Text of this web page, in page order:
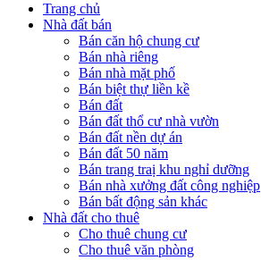
Trang chủ
Nhà đất bán
Bán căn hộ chung cư
Bán nhà riêng
Bán nhà mặt phố
Bán biệt thự liền kề
Bán đất
Bán đất thổ cư nhà vườn
Bán đất nền dự án
Bán đất 50 năm
Bán trang traị khu nghỉ dưỡng
Bán nhà xưởng đất công nghiệp
Bán bất động sản khác
Nhà đất cho thuê
Cho thuê chung cư
Cho thuê văn phòng